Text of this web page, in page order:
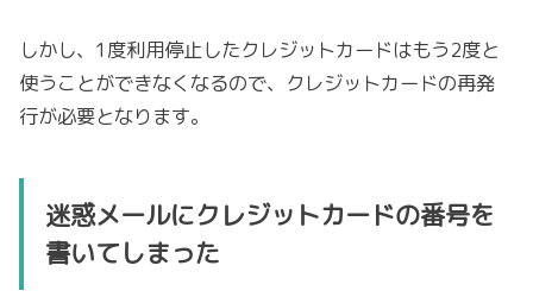
しかし、1度利用停止したクレジットカードはもう2度と
使うことができなくなるので、クレジットカードの再発
行が必要となります。
迷惑メールにクレジットカードの番号を
書いてしまった